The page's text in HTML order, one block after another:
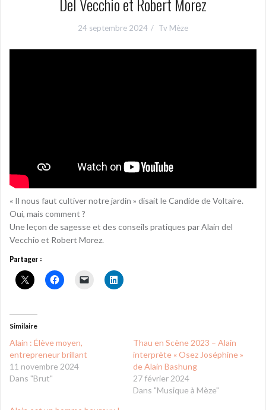
24 septembre 2024 Tv Mèze
« Il nous faut cultiver notre jardin » disait le Candide de Voltaire.
Oui, mais comment ?
Une leçon de sagesse et des conseils pratiques par Alain del
Vecchio et Robert Morez.
Partager :
Similaire
Alain : Élève moyen,
entrepreneur brillant
11 novembre 2024
Dans "Brut"
Thau en Scène 2023 – Alain
interprète « Osez Joséphine »
de Alain Bashung
27 février 2024
Dans "Musique à Mèze"